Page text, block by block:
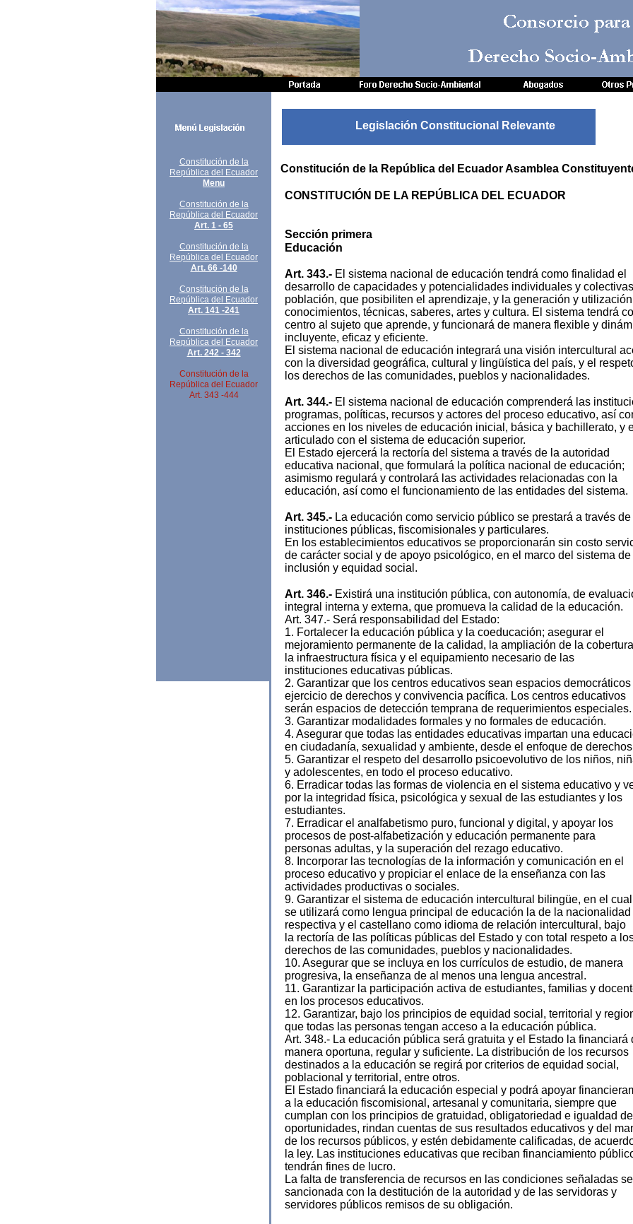
Consorcio
Derecho Socio-
CONSTITUCIÓN DE LA REPÚBLICA DEL ECUADOR
Sección primera
Educación
Art. 343.- El sistema nacional de educación tendrá como finalidad el
desarrollo de capacidades y potencialidades individuales y
población, que posibiliten el aprendizaje, y la generación y
conocimientos, técnicas, saberes, artes y cultura. El sistema tendrá
centro al sujeto que aprende, y funcionará de manera flexible y
incluyente, eficaz y eficiente.
El sistema nacional de educación integrará una visión intercultural
con la diversidad geográfica, cultural y lingüística del país, y el
los derechos de las comunidades, pueblos y nacionalidades.
Art. 344.- El sistema nacional de educación comprenderá las
programas, políticas, recursos y actores del proceso educativo, así
acciones en los niveles de educación inicial, básica y bachillerato, y
articulado con el sistema de educación superior.
El Estado ejercerá la rectoría del sistema a través de la autoridad
educativa nacional, que formulará la política nacional de educación;
asimismo regulará y controlará las actividades relacionadas con la
educación, así como el funcionamiento de las entidades del sistema.
Art. 345.- La educación como servicio público se prestará a través de
instituciones públicas, fiscomisionales y particulares.
En los establecimientos educativos se proporcionarán sin costo
de carácter social y de apoyo psicológico, en el marco del sistema de
inclusión y equidad social.
Art. 346.- Existirá una institución pública, con autonomía, de
integral interna y externa, que promueva la calidad de la educación.
Art. 347.- Será responsabilidad del Estado:
1. Fortalecer la educación pública y la coeducación; asegurar el
mejoramiento permanente de la calidad, la ampliación de la
la infraestructura física y el equipamiento necesario de las
instituciones educativas públicas.
2. Garantizar que los centros educativos sean espacios democráticos
ejercicio de derechos y convivencia pacífica. Los centros educativos
serán espacios de detección temprana de requerimientos especiales.
3. Garantizar modalidades formales y no formales de educación.
4. Asegurar que todas las entidades educativas impartan una
en ciudadanía, sexualidad y ambiente, desde el enfoque de
5. Garantizar el respeto del desarrollo psicoevolutivo de los niños,
y adolescentes, en todo el proceso educativo.
6. Erradicar todas las formas de violencia en el sistema educativo y
por la integridad física, psicológica y sexual de las estudiantes y los
estudiantes.
7. Erradicar el analfabetismo puro, funcional y digital, y apoyar los
procesos de post-alfabetización y educación permanente para
personas adultas, y la superación del rezago educativo.
8. Incorporar las tecnologías de la información y comunicación en el
proceso educativo y propiciar el enlace de la enseñanza con las
actividades productivas o sociales.
9. Garantizar el sistema de educación intercultural bilingüe, en el cual
se utilizará como lengua principal de educación la de la nacionalidad
respectiva y el castellano como idioma de relación intercultural, bajo
la rectoría de las políticas públicas del Estado y con total respeto a
derechos de las comunidades, pueblos y nacionalidades.
10. Asegurar que se incluya en los currículos de estudio, de manera
progresiva, la enseñanza de al menos una lengua ancestral.
11. Garantizar la participación activa de estudiantes, familias y
en los procesos educativos.
12. Garantizar, bajo los principios de equidad social, territorial y
que todas las personas tengan acceso a la educación pública.
Art. 348.- La educación pública será gratuita y el Estado la financiará
manera oportuna, regular y suficiente. La distribución de los recursos
destinados a la educación se regirá por criterios de equidad social,
poblacional y territorial, entre otros.
El Estado financiará la educación especial y podrá apoyar
a la educación fiscomisional, artesanal y comunitaria, siempre que
cumplan con los principios de gratuidad, obligatoriedad e igualdad de
oportunidades, rindan cuentas de sus resultados educativos y del
de los recursos públicos, y estén debidamente calificadas, de
la ley. Las instituciones educativas que reciban financiamiento
tendrán fines de lucro.
La falta de transferencia de recursos en las condiciones señaladas
sancionada con la destitución de la autoridad y de las servidoras y
servidores públicos remisos de su obligación.
Constitución de la
República del Ecuador
Menu
Constitución de la
República del Ecuador
Art. 1 - 65
Constitución de la
República del Ecuador
Art. 66 -140
Constitución de la
República del Ecuador
Art. 141 -241
Constitución de la
República del Ecuador
Art. 242 - 342
Constitución de la
República del Ecuador
Art. 343 -444
Legislación Constitucional Relevante
Constitución de la República del Ecuador Asamblea